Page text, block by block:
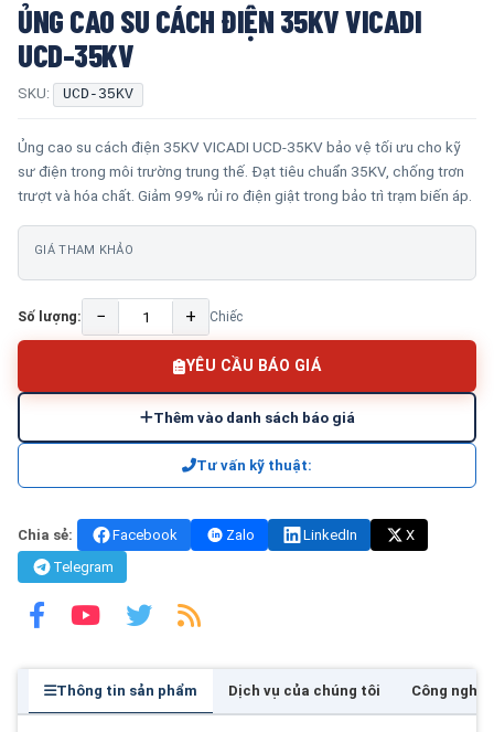
ỦNG CAO SU CÁCH ĐIỆN 35KV VICADI
UCD-35KV
SKU: UCD-35KV
Ủng cao su cách điện 35KV VICADI UCD-35KV bảo vệ tối ưu cho kỹ
sư điện trong môi trường trung thế. Đạt tiêu chuẩn 35KV, chống trơn
trượt và hóa chất. Giảm 99% rủi ro điện giật trong bảo trì trạm biến áp.
GIÁ THAM KHẢO
Số lượng: − + Chiếc
YÊU CẦU BÁO GIÁ
Thêm vào danh sách báo giá
Tư vấn kỹ thuật:
Chia sẻ: Facebook Zalo LinkedIn
X
Telegram
Thông tin sản phẩm Dịch vụ của chúng tôi Công nghệ